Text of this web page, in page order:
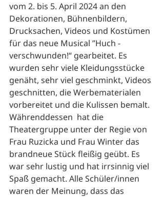
vom 2. bis 5. April 2024 an den
Dekorationen, Bühnenbildern,
Drucksachen, Videos und Kostümen
für das neue Musical ”Huch -
verschwunden!“ gearbeitet. Es
wurden sehr viele Kleidungsstücke
genäht, sehr viel geschminkt, Videos
geschnitten, die Werbematerialen
vorbereitet und die Kulissen bemalt.
Währenddessen  hat die
Theatergruppe unter der Regie von
Frau Ruzicka und Frau Winter das
brandneue Stück fleißig geübt. Es
war sehr lustig und hat irrsinnig viel
Spaß gemacht. Alle Schüler/innen
waren der Meinung, dass das